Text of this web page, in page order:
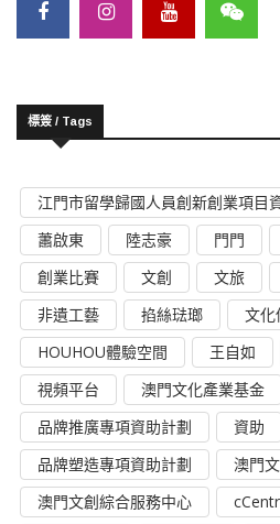
標簽 / Tags
江門市留學歸國人員創新創業項目
蕭啟東
陸志豪 門門
創業比賽
文創 文旅
非遺工藝
掐絲琺瑯 文化
HOUHOU體驗空間
王自如
視頻平台
澳門文化產業基金
品牌推廣專項資助計劃
資助
品牌塑造專項資助計劃
澳門
澳門文創綜合服務中心